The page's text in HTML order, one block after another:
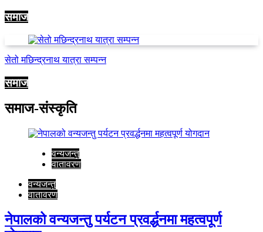
समाज
सेतो मछिन्द्रनाथ यात्रा सम्पन्न
समाज
समाज-संस्कृति
वन्यजन्तु
वातावरण
वन्यजन्तु
वातावरण
नेपालको वन्यजन्तु पर्यटन प्रवर्द्धनमा महत्वपूर्ण